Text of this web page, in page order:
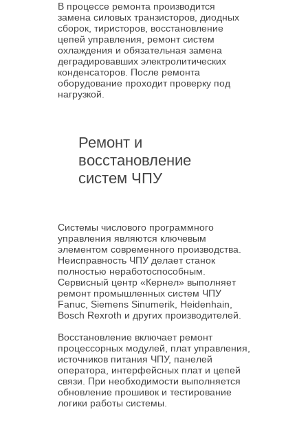
В процессе ремонта производится
замена силовых транзисторов, диодных
сборок, тиристоров, восстановление
цепей управления, ремонт систем
охлаждения и обязательная замена
деградировавших электролитических
конденсаторов. После ремонта
оборудование проходит проверку под
нагрузкой.
Ремонт и
восстановление
систем ЧПУ
Системы числового программного
управления являются ключевым
элементом современного производства.
Неисправность ЧПУ делает станок
полностью неработоспособным.
Сервисный центр «Кернел» выполняет
ремонт промышленных систем ЧПУ
Fanuc, Siemens Sinumerik, Heidenhain,
Bosch Rexroth и других производителей.
Восстановление включает ремонт
процессорных модулей, плат управления,
источников питания ЧПУ, панелей
оператора, интерфейсных плат и цепей
связи. При необходимости выполняется
обновление прошивок и тестирование
логики работы системы.